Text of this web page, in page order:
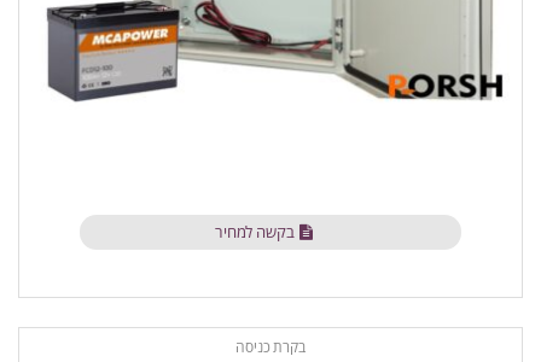
בקשה למחיר
בקרת כניסה